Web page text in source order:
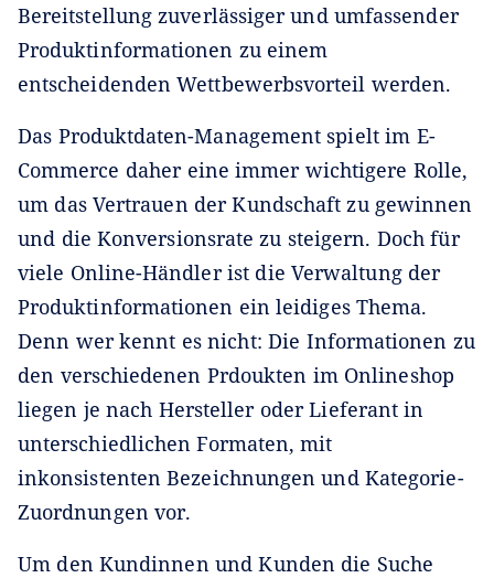
Bereitstellung zuverlässiger und umfassender
Produktinformationen zu einem
entscheidenden Wettbewerbsvorteil werden.
Das Produktdaten-Management spielt im E-
Commerce daher eine immer wichtigere Rolle,
um das Vertrauen der Kundschaft zu gewinnen
und die Konversionsrate zu steigern. Doch für
viele Online-Händler ist die Verwaltung der
Produktinformationen ein leidiges Thema.
Denn wer kennt es nicht: Die Informationen zu
den verschiedenen Prdoukten im Onlineshop
liegen je nach Hersteller oder Lieferant in
unterschiedlichen Formaten, mit
inkonsistenten Bezeichnungen und Kategorie-
Zuordnungen vor.
Um den Kundinnen und Kunden die Suche